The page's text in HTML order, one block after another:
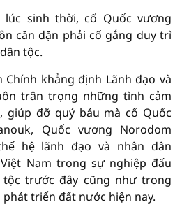
sinh thời, cố Quốc vương
căn dặn phải cố gắng duy trì
tộc.
khẳng định Lãnh đạo và
trân trọng những tình cảm
giúp đỡ quý báu mà cố Quốc
Quốc vương Norodom
hệ lãnh đạo và nhân dân
Nam trong sự nghiệp đấu
trước đây cũng như trong
triển đất nước hiện nay.